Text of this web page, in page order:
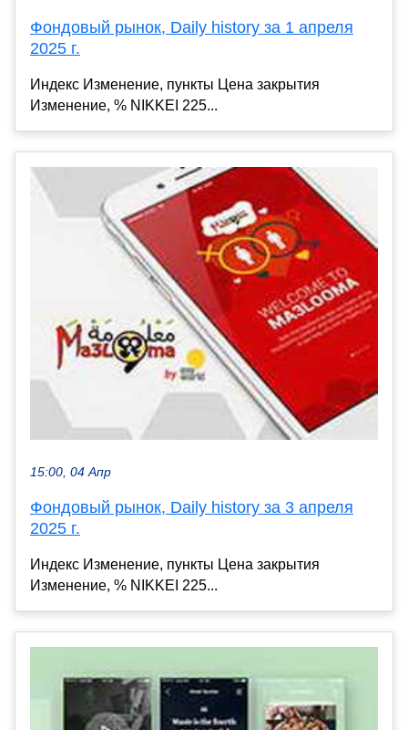
Фондовый рынок, Daily history за 1 апреля
2025 г.
Индекс Изменение, пункты Цена закрытия
Изменение, % NIKKEI 225...
15:00, 04 Апр
Фондовый рынок, Daily history за 3 апреля
2025 г.
Индекс Изменение, пункты Цена закрытия
Изменение, % NIKKEI 225...